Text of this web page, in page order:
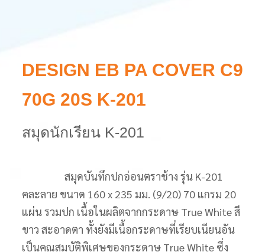
DESIGN EB PA COVER C9
70G 20S K-201
สมุดนักเรียน K-201
สมุดบันทึกปกอ่อนตราช้าง รุ่น K-201
คละลาย ขนาด 160 x 235 มม. (9/20) 70 แกรม 20
แผ่น รวมปก เนื้อในผลิตจากกระดาษ True White สี
ขาว สะอาดตา ทั้งยังมีเนื้อกระดาษที่เรียบเนียนอัน
เป็นคุณสมบัติพิเศษของกระดาษ True White ซึ่ง